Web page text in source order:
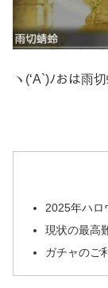
ヽ(‘A`)ﾉおは雨
2025年ハロ
現状の最高
ガチャのご